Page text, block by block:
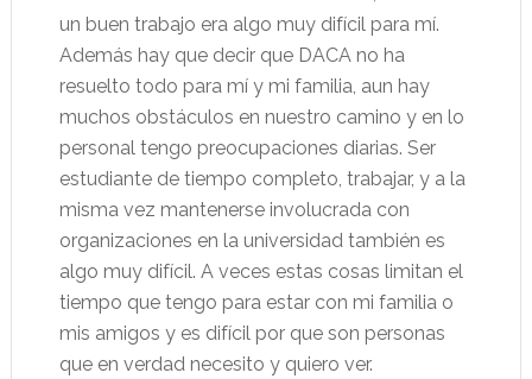
un buen trabajo era algo muy difícil para mí.
Además hay que decir que DACA no ha
resuelto todo para mí y mi familia, aun hay
muchos obstáculos en nuestro camino y en lo
personal tengo preocupaciones diarias. Ser
estudiante de tiempo completo, trabajar, y a la
misma vez mantenerse involucrada con
organizaciones en la universidad también es
algo muy difícil. A veces estas cosas limitan el
tiempo que tengo para estar con mi familia o
mis amigos y es difícil por que son personas
que en verdad necesito y quiero ver.